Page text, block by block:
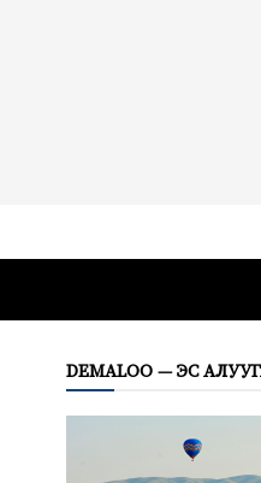
DEMALOO — ЭС